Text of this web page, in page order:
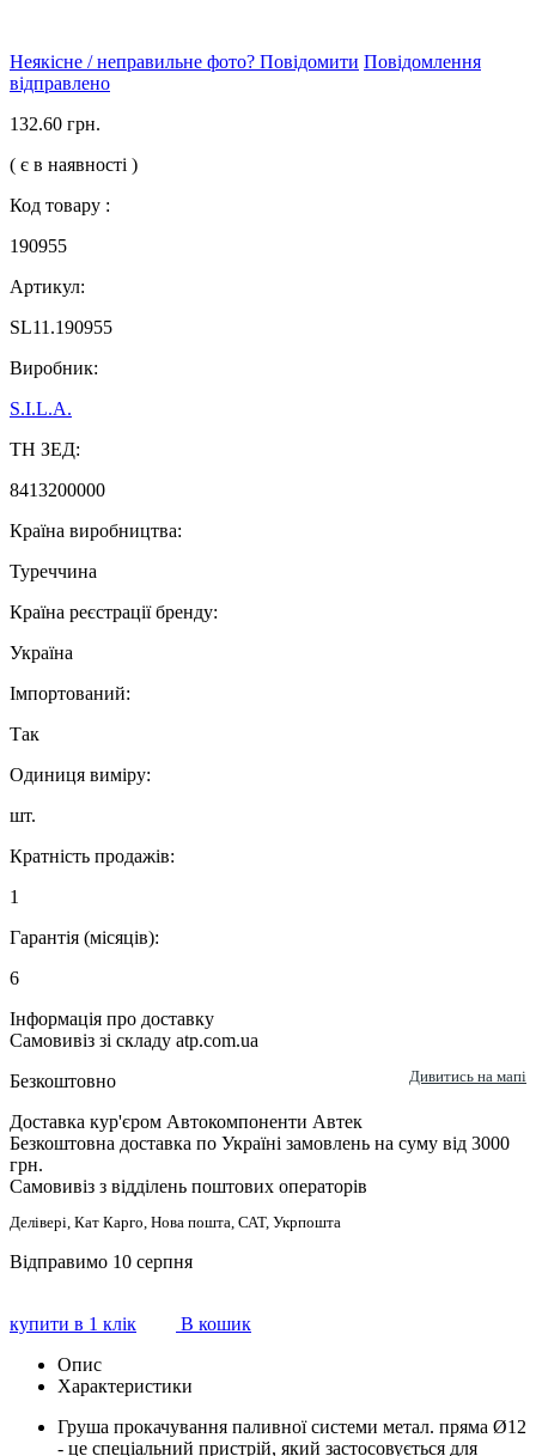
Неякісне / неправильне фото? Повідомити Повідомлення
відправлено
132.60 грн.
( є в наявності )
Код товару :
190955
Артикул:
SL11.190955
Виробник:
S.I.L.A.
ТН ЗЕД:
8413200000
Країна виробництва:
Туреччина
Країна реєстрації бренду:
Україна
Імпортований:
Так
Одиниця виміру:
шт.
Кратність продажів:
1
Гарантія (місяців):
6
Інформація про доставку
Самовивіз зі складу atp.com.ua
Безкоштовно
Дивитись на мапі
Доставка кур'єром Автокомпоненти Автек
Безкоштовна доставка по Україні замовлень на суму від 3000
грн.
Самовивіз з відділень поштових операторів
Делівері, Кат Карго, Нова пошта, САТ, Укрпошта
Відправимо 10 серпня
купити в 1 клік
В кошик
Опис
Характеристики
Груша прокачування паливної системи метал. пряма Ø12
- це спеціальний пристрій, який застосовується для